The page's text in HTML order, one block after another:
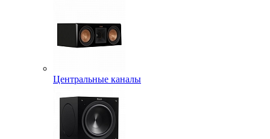
Центральные каналы